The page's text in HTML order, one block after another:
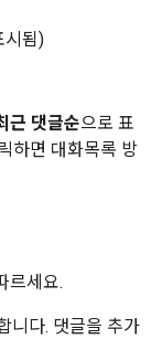
시됨)
근 댓글순으로 표
하면 대화목록 방
르세요.
니다. 댓글을 추가